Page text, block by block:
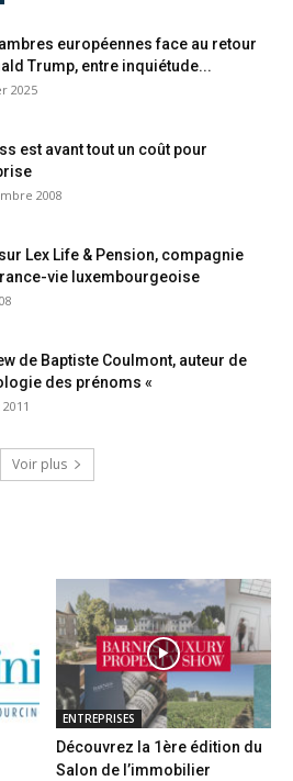
européennes face au retour
Trump, entre inquiétude...
2025
est avant tout un coût pour
2008
Lex Life & Pension, compagnie
vie luxembourgeoise
de Baptiste Coulmont, auteur de
des prénoms «
Voir plus
ENTREPRISES
Découvrez la 1ère édition du
Salon de l’immobilier